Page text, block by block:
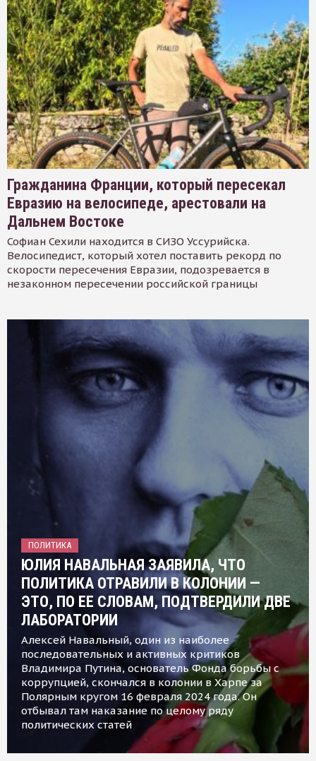
Гражданина Франции, который пересекал
Евразию на велосипеде, арестовали на
Дальнем Востоке
Софиан Сехили находится в СИЗО Уссурийска.
Велосипедист, который хотел поставить рекорд по
скорости пересечения Евразии, подозревается в
незаконном пересечении российской границы
ПОЛИТИКА
ЮЛИЯ НАВАЛЬНАЯ ЗАЯВИЛА, ЧТО
ПОЛИТИКА ОТРАВИЛИ В КОЛОНИИ —
ЭТО, ПО ЕЕ СЛОВАМ, ПОДТВЕРДИЛИ ДВЕ
ЛАБОРАТОРИИ
Алексей Навальный, один из наиболее
последовательных и активных критиков
Владимира Путина, основатель Фонда борьбы с
коррупцией, скончался в колонии в Харпе за
Полярным кругом 16 февраля 2024 года. Он
отбывал там наказание по целому ряду
политических статей